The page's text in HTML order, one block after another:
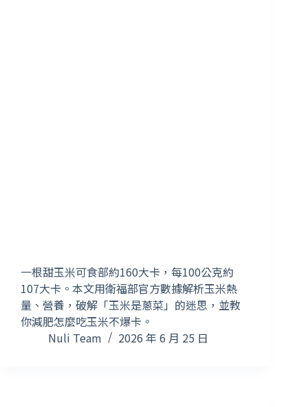
一根甜玉米可食部約160大卡，每100公克約
107大卡。本文用衛福部官方數據解析玉米熱
量、營養，破解「玉米是蔥菜」的迷思，並教
你減肥怎麼吃玉米不爆卡。
Nuli Team
2026 年 6 月 25 日